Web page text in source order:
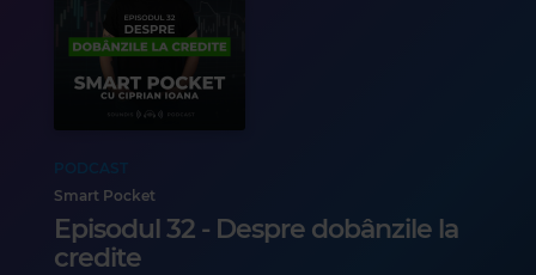
Smart Pocket
Episodul 32 - Despre dobânzile la
credite